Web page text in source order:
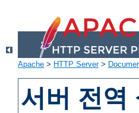
Apache > HTTP Server>
서버 전역